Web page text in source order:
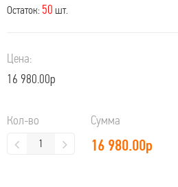
Остаток: 50 шт.
Цена:
16 980.00р
Кол-во Сумма
16 980.00р